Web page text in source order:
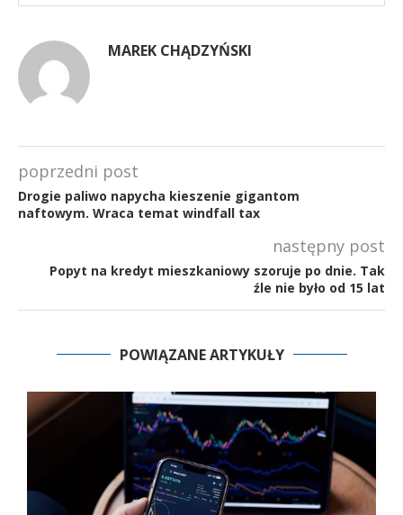
MAREK CHĄDZYŃSKI
poprzedni post
Drogie paliwo napycha kieszenie gigantom
naftowym. Wraca temat windfall tax
następny post
Popyt na kredyt mieszkaniowy szoruje po dnie. Tak
źle nie było od 15 lat
POWIĄZANE ARTYKUŁY